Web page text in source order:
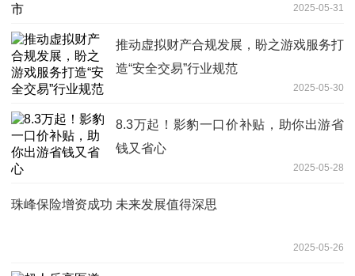
2025-05-31
推动虚拟财产合规发展，盼之游戏服务打
造“安全交易”行业规范
2025-05-30
8.3万起！影豹一口价补贴，助你出游省
钱又省心
2025-05-28
珠峰保险增资成功 未来发展值得深思
2025-05-26